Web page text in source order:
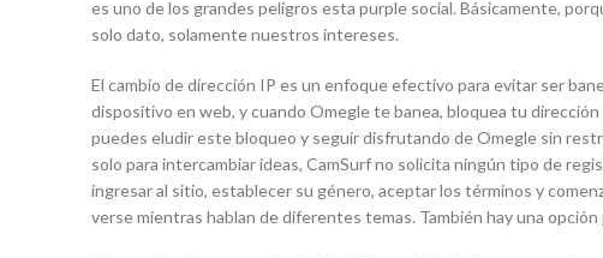
es uno de los grandes peligros esta purple social. Básicamente,
solo dato, solamente nuestros intereses.
El cambio de dirección IP es un enfoque efectivo para evitar ser
dispositivo en web, y cuando Omegle⁢ te banea, ‌bloquea tu
puedes ​eludir este bloqueo y seguir disfrutando de Omegle sin
solo para intercambiar ideas, CamSurf no solicita ningún tipo de
ingresar al sitio, establecer su género, aceptar los términos y
verse mientras hablan de diferentes temas. También hay una